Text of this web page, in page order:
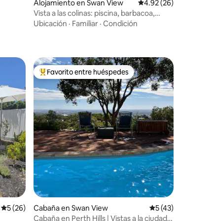
Alojamiento en Swan View Calificación
4.92 (26)
Vista a las colinas: piscina, barbacoa,
senderismo, canguros, naturaleza
Ubicación · Familiar · Condición
Calificación promedio: 5 de 5, 26 reseñas
5 (26)
Favorito entre huéspedes preferido
Favorito entre huéspedes
Cabaña en Swan View Calificación
5 (43)
Cabaña en Perth Hills | Vistas a la ciudad y